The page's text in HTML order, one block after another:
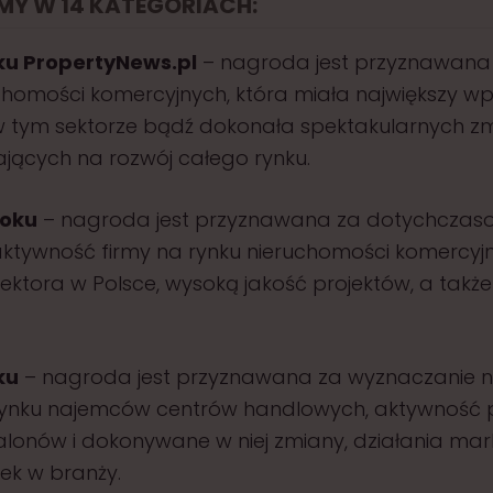
PropertyNews.pl – nagroda jest
komercyjnych, która miała największy
tym sektorze bądź dokonała spektakularnych
na rozwój całego rynku.
– nagroda jest przyznawana za
firmy na rynku nieruchomości
w Polsce, wysoką jakość projektów, a
– nagroda jest przyznawana za wyznaczanie
najemców centrów handlowych, aktywność
i dokonywane w niej zmiany, działania
w branży.